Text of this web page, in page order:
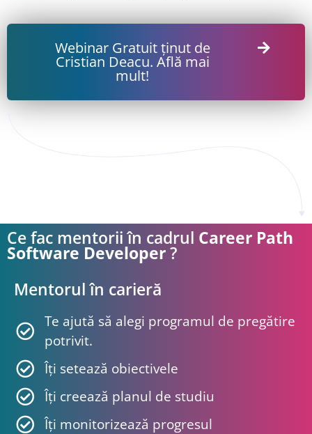
Webinar Gratuit ținut de
Cristian Deacu. Află mai
mult!
Ce fac mentorii în cadrul Career Path
Software Developer?
Mentorul în carieră
Te ajută să alegi programul de pregătire
potrivit.
Îți setează obiectivele
Îți creează planul de studiu
Îți monitorizează progresul